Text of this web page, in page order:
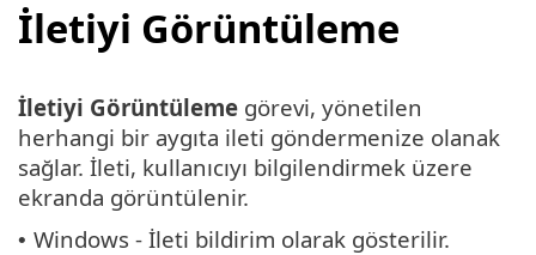
İletiyi Görüntüleme
İletiyi Görüntüleme görevi, yönetilen
herhangi bir aygıta ileti göndermenize olanak
sağlar. İleti, kullanıcıyı bilgilendirmek üzere
ekranda görüntülenir.
• Windows - İleti bildirim olarak gösterilir.